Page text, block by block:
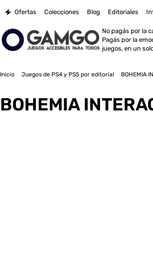
Ofertas Colecciones Blog Editoriales
No pagás por la
Pagás por la
juegos, en un
Inicio Juegos de PS4 y PS5 por editorial BOHEMIA
BOHEMIA